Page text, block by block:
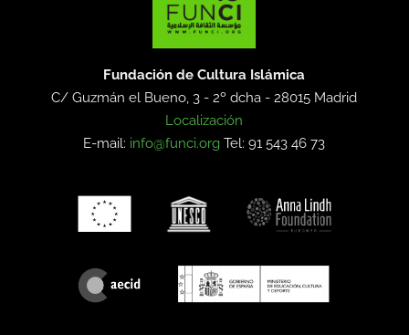
Fundación de Cultura Islámica
C/ Guzmán el Bueno, 3 - 2º dcha -28015 Madrid
Localización
E-mail: info@funci.org Tel: 91 543 46 73